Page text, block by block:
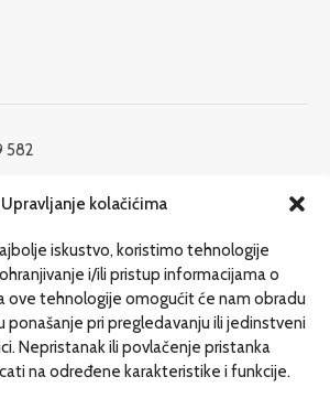
Upravljanje kolačićima
iskustvo, koristimo tehnologije
i/ili pristup informacijama o
ove tehnologije omogućit će nam obradu
ponašanje pri pregledavanju ili jedinstveni
Nepristanak ili povlačenje pristanka
na određene karakteristike i funkcije.
582